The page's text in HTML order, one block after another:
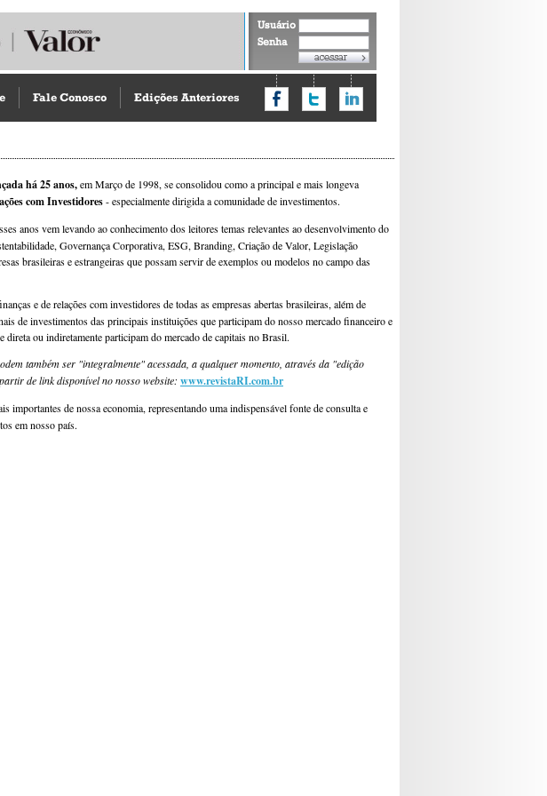
Usuário
Senha
Fale Conosco Edições Anteriores
há 25 anos,em Março de 1998, se consolidou como a principal e mais longeva
com Investidores- especialmente dirigida a comunidade de investimentos.
anos vem levando ao conhecimento dos leitores temas relevantes ao desenvolvimento do
Governança Corporativa, ESG, Branding, Criação de Valor, Legislação
brasileiras e estrangeiras que possam servir de exemplos ou modelos no campo das
e de relações com investidores de todas as empresas abertas brasileiras, além de
de investimentos das principais instituições que participam do nosso mercado financeiro e
direta ou indiretamente participam do mercado de capitais no Brasil.
também ser "integralmente" acessada, a qualquer momento, através da "edição
de link disponível no nosso website: www.revistaRI.com.br
importantes de nossa economia, representando uma indispensável fonte de consulta e
em nosso país.